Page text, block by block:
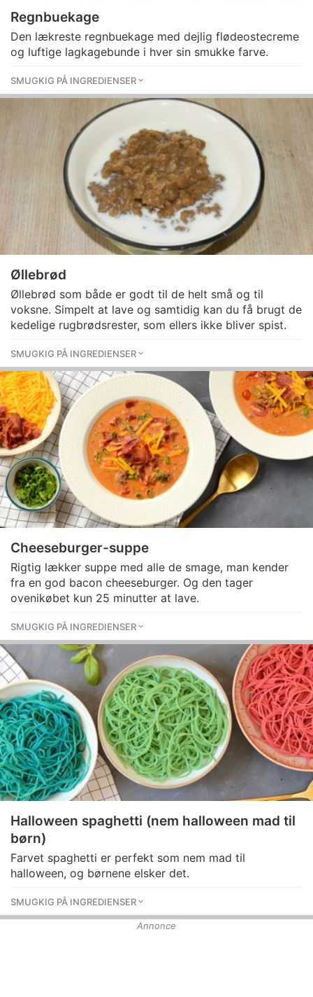
Regnbuekage
Den lækreste regnbuekage med dejlig flødeostecreme
og luftige lagkagebunde i hver sin smukke farve.
SMUGKIG PÅ INGREDIENSER
Øllebrød
Øllebrød som både er godt til de helt små og til
voksne. Simpelt at lave og samtidig kan du få brugt de
kedelige rugbrødsrester, som ellers ikke bliver spist.
SMUGKIG PÅ INGREDIENSER
Cheeseburger-suppe
Rigtig lækker suppe med alle de smage, man kender
fra en god bacon cheeseburger. Og den tager
ovenikøbet kun 25 minutter at lave.
SMUGKIG PÅ INGREDIENSER
Halloween spaghetti (nem halloween mad til
børn)
Farvet spaghetti er perfekt som nem mad til
halloween, og børnene elsker det.
SMUGKIG PÅ INGREDIENSER
Annonce